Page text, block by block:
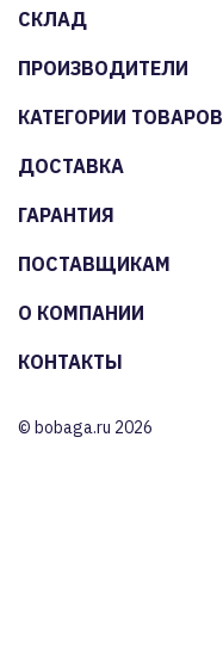
СКЛАД
ПРОИЗВОДИТЕЛИ
КАТЕГОРИИ ТОВАРОВ
ДОСТАВКА
ГАРАНТИЯ
ПОСТАВЩИКАМ
О КОМПАНИИ
КОНТАКТЫ
© bobaga.ru 2026